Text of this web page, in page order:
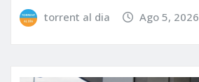
torrent al dia Ago 5, 2026